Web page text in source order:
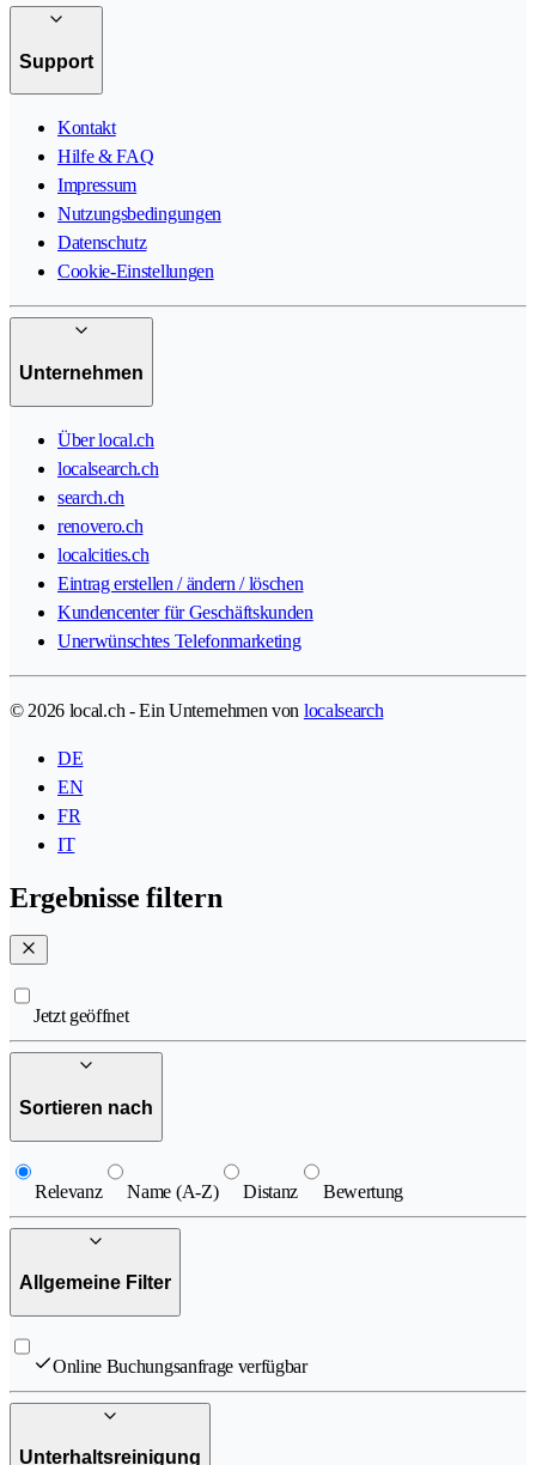
Support
Kontakt
Hilfe & FAQ
Impressum
Nutzungsbedingungen
Datenschutz
Cookie-Einstellungen
Unternehmen
Über local.ch
localsearch.ch
search.ch
renovero.ch
localcities.ch
Eintrag erstellen / ändern / löschen
Kundencenter für Geschäftskunden
Unerwünschtes Telefonmarketing
© 2026 local.ch - Ein Unternehmen von localsearch
DE
EN
FR
IT
Ergebnisse filtern
Jetzt geöffnet
Sortieren nach
Relevanz Name (A-Z) Distanz Bewertung
Allgemeine Filter
Online Buchungsanfrage verfügbar
Unterhaltsreinigung